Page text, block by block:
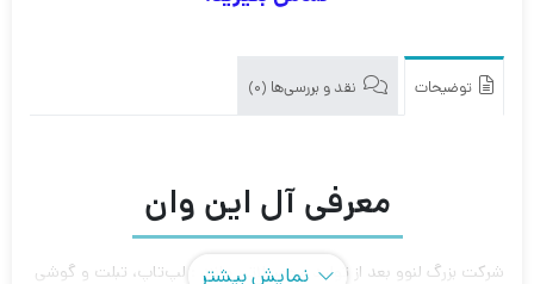
توضیحات نقد و بررسی‌ها (0)
معرفی آل این وان
شرکت بزرگ لنوو بعد از تولید محصولاتی مانند :‌ لپ‌تاپ، تبلت و گوشی
نمایش بیشتر